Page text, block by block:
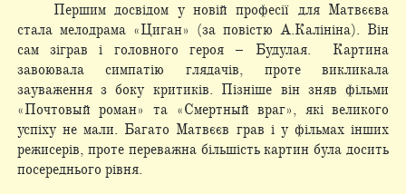
Першим досвідом у новій професії для Матвєєва
стала мелодрама «Циган» (за повістю А.Калініна). Він
сам зіграв і головного героя – Будулая. Картина
завоювала симпатію глядачів, проте викликала
зауваження з боку критиків. Пізніше він зняв фільми
«Почтовый роман» та «Смертный враг», які великого
успіху не мали. Багато Матвєєв грав і у фільмах інших
режисерів, проте переважна більшість картин була досить
посереднього рівня.